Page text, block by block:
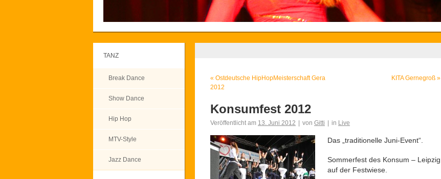
TANZ
Break Dance
Show Dance
Hip Hop
MTV-Style
Jazz Dance
« Ostdeutsche HipHopMeisterschaft Gera
2012
KITA Gernegroß »
Konsumfest 2012
Veröffentlicht am 13. Juni 2012 von Gitti in Live
Das „traditionelle Juni-Event“.
Sommerfest des Konsum – Leipzig
auf der Festwiese.